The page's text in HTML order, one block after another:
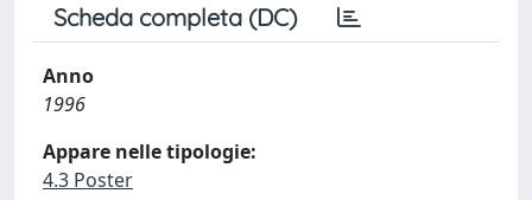
Scheda completa (DC)
Anno
1996
Appare nelle tipologie:
4.3 Poster